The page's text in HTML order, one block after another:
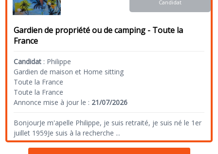
Gardien de propriété ou de camping - Toute la
France
Candidat : Philippe
Gardien de maison et Home sitting
Toute la France
Toute la France
Annonce mise à jour le : 21/07/2026
BonjourJe m'apelle Philippe, je suis retraité, je suis né le 1er
juillet 1959Je suis à la recherche ...
Candidat